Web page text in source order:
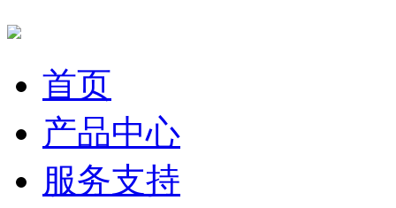
首页
产品中心
服务支持